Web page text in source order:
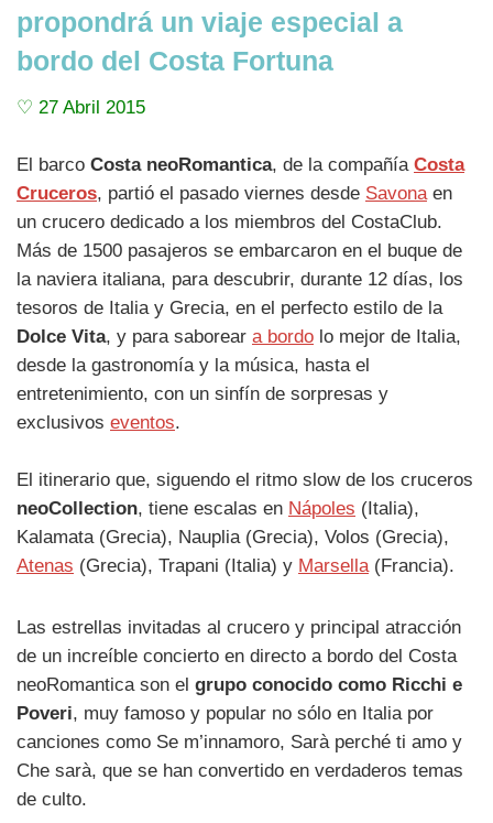
propondrá un viaje especial a
bordo del Costa Fortuna
♡ 27 Abril 2015
El barco Costa neoRomantica, de la compañía Costa
Cruceros, partió el pasado viernes desde Savonaen
un crucero dedicado a los miembros del CostaClub.
Más de 1500 pasajeros se embarcaron en el buque de
la naviera italiana, para descubrir, durante 12 días, los
tesoros de Italia y Grecia, en el perfecto estilo de la
Dolce Vita, y para saborear a bordo lo mejor de Italia,
desde la gastronomía y la música, hasta el
entretenimiento, con un sinfín de sorpresas y
exclusivos eventos.
El itinerario que, siguendo el ritmo slow de los cruceros
neoCollection, tiene escalas en Nápoles (Italia),
Kalamata (Grecia), Nauplia (Grecia), Volos (Grecia),
Atenas (Grecia), Trapani (Italia) y Marsella(Francia).
Las estrellas invitadas al crucero y principal atracción
de un increíble concierto en directo a bordo del Costa
neoRomantica son el grupo conocido como Ricchi e
Poveri, muy famoso y popular no sólo en Italia por
canciones como Se m’innamoro, Sarà perché ti amo y
Che sarà, que se han convertido en verdaderos temas
de culto.